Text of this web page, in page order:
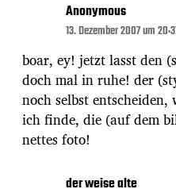
Anonymous
13. Dezember 2007 um
boar, ey! jetzt lasst den
doch mal in ruhe! der
noch selbst
ich finde, die (auf dem
nettes foto!
der weise alte